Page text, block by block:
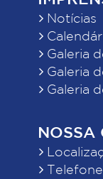
Notícias
Galeria
Galeria
Galeria
NOSSA